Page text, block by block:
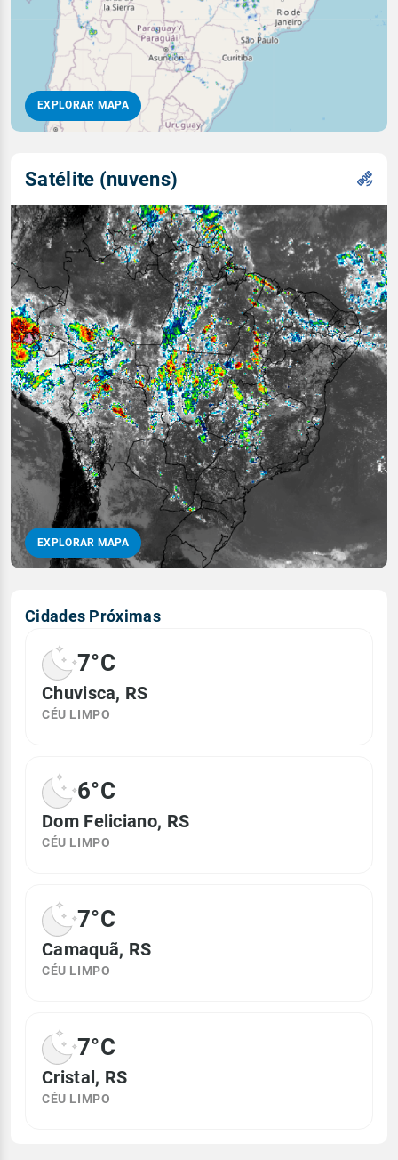
EXPLORAR MAPA
Satélite (nuvens)
EXPLORAR MAPA
Cidades Próximas
7°C
Chuvisca, RS
CÉU LIMPO
6°C
Dom Feliciano, RS
CÉU LIMPO
7°C
Camaquã, RS
CÉU LIMPO
7°C
Cristal, RS
CÉU LIMPO